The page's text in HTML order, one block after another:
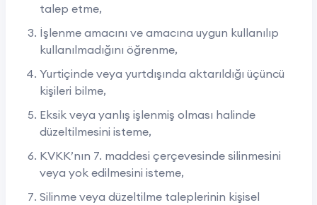
talep etme,
İşlenme amacını ve amacına uygun kullanılıp
kullanılmadığını öğrenme,
Yurtiçinde veya yurtdışında aktarıldığı üçüncü
kişileri bilme,
Eksik veya yanlış işlenmiş olması halinde
düzeltilmesini isteme,
KVKK’nın 7. maddesi çerçevesinde silinmesini
veya yok edilmesini isteme,
Silinme veya düzeltilme taleplerinin kişisel